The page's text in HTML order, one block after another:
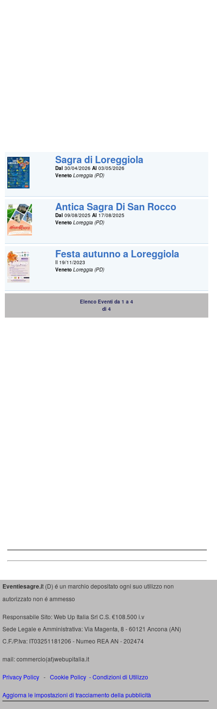
Sagra di Loreggiola
Dal 30/04/2026Al 03/05/2026
Veneto Loreggia (PD)
Antica Sagra Di San Rocco
Dal 09/08/2025Al 17/08/2025
Veneto Loreggia (PD)
Festa autunno a Loreggiola
Il 19/11/2023
Veneto Loreggia (PD)
Elenco Eventi da 1 a 4
di 4
Eventiesagre.it (D) é un marchio depositato ogni suo utilizzo non
autorizzato non é ammesso
Responsabile Sito: Web Up Italia Srl C.S. €108.500 i.v
Sede Legale e Amministrativa: Via Magenta, 8 - 60121 Ancona (AN)
C.F./P.Iva: IT03251181206 - Numeo REA AN - 202474
mail: commercio(at)webupitalia.it
Privacy Policy - Cookie Policy -Condizioni di Utilizzo
Aggiorna le impostazioni di tracciamento della pubblicità